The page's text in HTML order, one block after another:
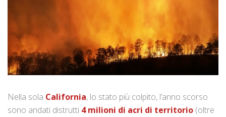
Nella sola California, lo stato più colpito, l’anno scorso
sono andati distrutti 4 milioni di acri di territorio (oltre